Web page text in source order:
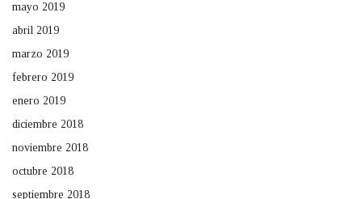
mayo 2019
abril 2019
marzo 2019
febrero 2019
enero 2019
diciembre 2018
noviembre 2018
octubre 2018
septiembre 2018